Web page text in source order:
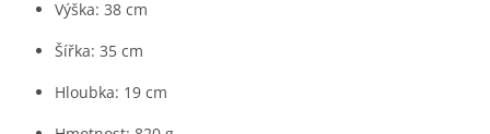
Výška: 38 cm
Šířka: 35 cm
Hloubka: 19 cm